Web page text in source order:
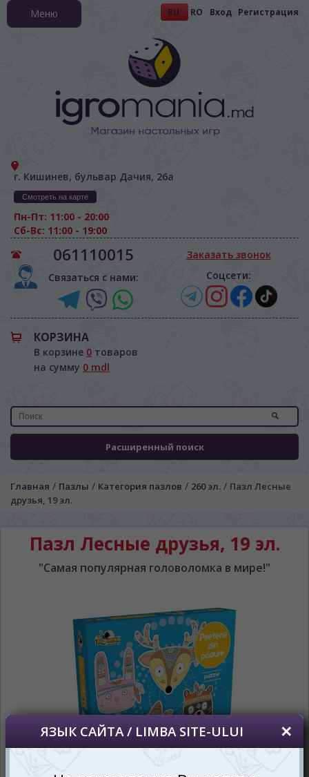
RU RO Вход Регистрация
г. Кишинев, бульвар Дачия, 26а
Смотреть на карте
Пн-Пт: 11:00 - 20:00
Сб-Вс: 11:00 - 19:00
061110015
Связаться с нами:
Заказать звонок
Соцсети:
КОРЗИНА
В корзине 0 товаров
на сумму 0 mdl
Расширенный поиск
Меню
Главная / Пазлы / Категория пазлов / 260 эл. / Пазл Лесные
друзья, 19 эл.
Пазл Лесные друзья, 19 эл.
"Самая популярная головоломка в мире!"
ЯЗЫК САЙТА / LIMBA SITE-ULUI
просматривать наш сайт?
În ce limbă ați dori să vedeți site-ul nostru?
Беспокоим Вас только один раз, далее
vom salva alegerea limbii.
Если вы хотите переключить язык
сайта, то это можно всегда сделать в
правом верхнем углу страницы.
Dacă doriți să schimbați limba site-ului, puteți
oricând să faceți asta în colțul din dreapta sus
al paginii.
RO RU